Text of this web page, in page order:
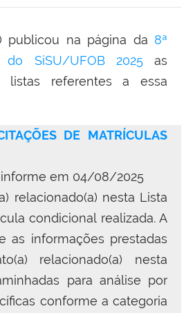
publicou na página da 8ª
do SiSU/UFOB 2025as
listas referentes a essa
DE MATRÍCULAS
em 04/08/2025
relacionado(a) nesta Lista
condicional realizada. A
as informações prestadas
relacionado(a) nesta
para análise por
conforme a categoria